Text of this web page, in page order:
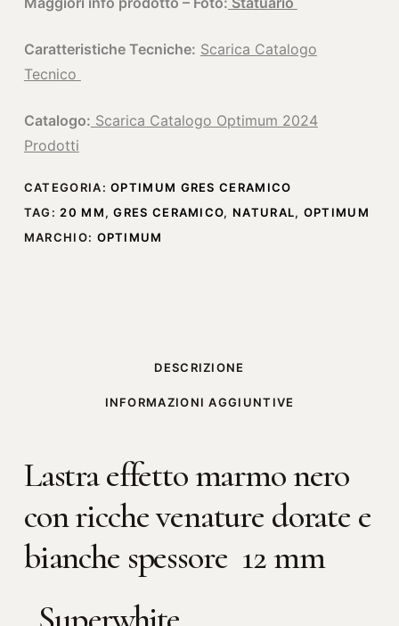
Caratteristiche Tecniche: Scarica Catalogo
Tecnico
Catalogo: Scarica Catalogo Optimum 2024
Prodotti
CATEGORIA:OPTIMUM GRES CERAMICO
TAG: 20 MM,GRES CERAMICO, NATURAL, OPTIMUM
MARCHIO: OPTIMUM
DESCRIZIONE
INFORMAZIONI AGGIUNTIVE
Lastra effetto marmo nero
con ricche venature dorate e
bianche spessore 12 mm